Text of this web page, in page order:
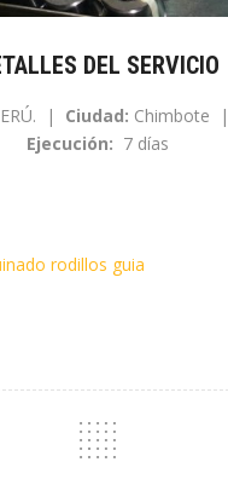
DEL SERVICIO
| Ciudad: Chimbote |
Ejecución: 7 días
rodillos guia